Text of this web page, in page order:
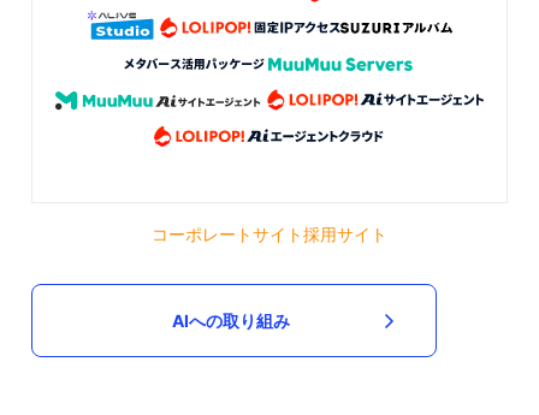
コーポレートサイト採用サイト
AIへの取り組み